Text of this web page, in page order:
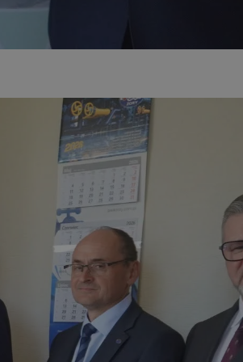
sesji.
sesji.
internetowej,
ważnych raportów
internetowej.
identyfikatora
optymalizacji
przechowywania
do usług
czy użytkownik
lub reklamy.
o zgodzie
dotyczących
z witryny.
prywatności
przestrzeganie